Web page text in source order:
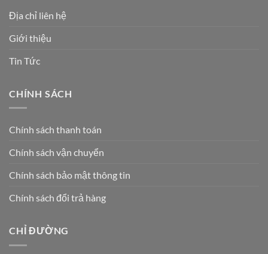
Địa chỉ liên hệ
Giới thiệu
Tin Tức
CHÍNH SÁCH
Chính sách thanh toán
Chính sách vận chuyển
Chính sách bảo mật thông tin
Chính sách đổi trả hàng
CHỈ ĐƯỜNG